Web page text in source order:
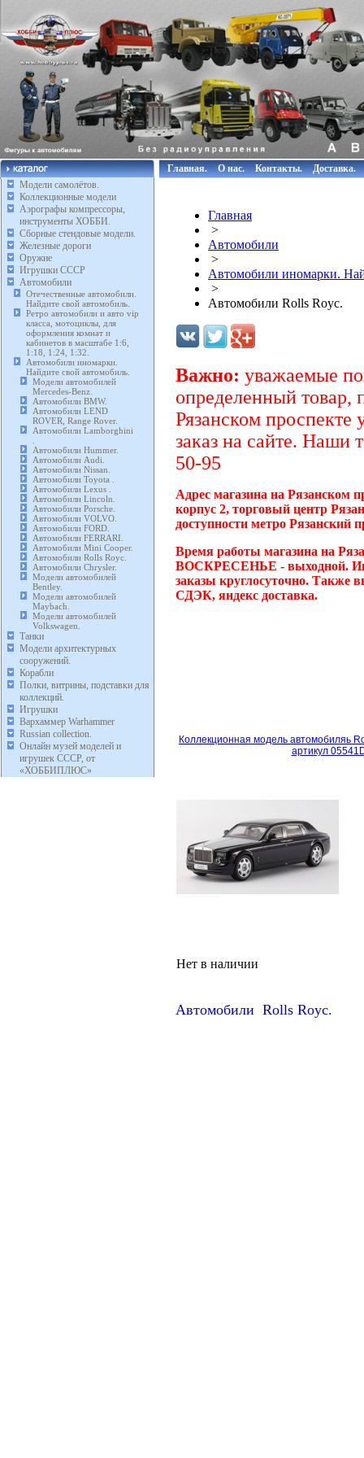
Модели самолётов.
Коллекционные модели
Аэрографы компрессоры,
инструменты ХОББИ.
Сборные стендовые модели.
Железные дороги
Оружие
Игрушки СССР
Автомобили
Отечественные автомобили.
Найдите свой автомобиль.
Ретро автомобили и авто vip
класса, мотоциклы, для
оформления комнат и
кабинетов в масштабе 1:6,
1:18, 1:24, 1:32.
Автомобили иномарки.
Найдите свой автомобиль.
Модели автомобилей
Mercedes-Benz.
Автомобили BMW.
Автомобили LEND
ROVER, Range Rover.
Автомобили Lamborghini
Автомобили Hummer.
Автомобили Audi.
Автомобили Nissan.
Автомобили Toyota .
Автомобили Lexus .
Автомобили Lincoln.
Автомобили Porsche.
Автомобили VOLVO.
Автомобили FORD.
Автомобили FERRARI.
Автомобили Mini Cooper.
Автомобили Rolls Royc.
Автомобили Chrysler.
Модели автомобилей
Bentley.
Модели автомобилей
Maybach.
Модели автомобилей
Volkswagen.
Танки
Модели архитектурных
сооружений.
Корабли
Полки, витрины, подставки для
коллекций.
Игрушки
Вархаммер Warhammer
Russian collection.
Онлайн музей моделей и
игрушек СССР, от
«ХОББИПЛЮС»
Главная. О нас. Контакты. Доставка.
Главная
>
Автомобили
>
Автомобили иномарки.
>
Автомобили Rolls Royc.
Важно: уважаемые
определенный товар,
Рязанском проспекте
заказ на сайте. Наши
50-95
Адрес магазина на Рязанском
корпус 2, торговый центр
доступности метро Рязанский
Время работы магазина на
ВОСКРЕСЕНЬЕ - выходной.
заказы круглосуточно. Также
СДЭК, яндекс доставка.
Коллекционная модель автомобиляь
артикул
Нет в наличии
Автомобили Rolls Royc.